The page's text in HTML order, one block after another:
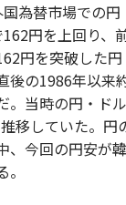
為替市場での
円を上回り、
円を突破した
後の1986年以来
。当時の円・ド
移していた。円
、今回の円安が